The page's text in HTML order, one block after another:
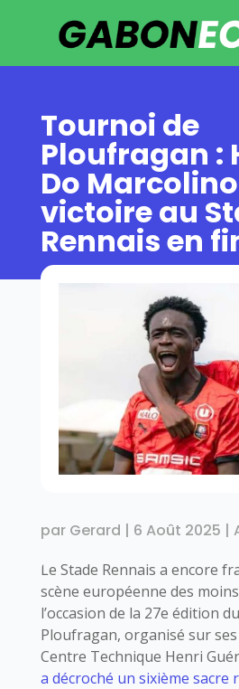
Tournoi de
Ploufragan :
Do
victoire au
Rennais en
par Gerard | 6 Août 2025 |
Le Stade Rennais a encore
scène européenne des
l’occasion de la 27e édition
Ploufragan, organisé sur
Centre Technique Henri
a décroché un sixième sacre